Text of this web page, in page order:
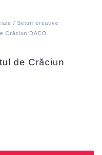
/ Seturi creative
Crăciun DACO
de Crăciun